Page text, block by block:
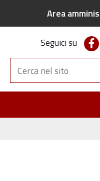
Area
Seguici su